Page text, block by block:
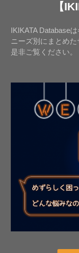
【
IKIKATA Database
ニーズ別にまとめ
是非ご覧ください。